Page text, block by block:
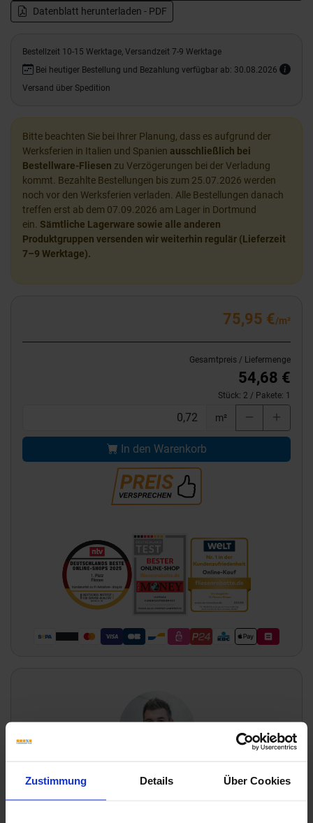
Zustimmung Details Über Cookies
Datenblatt herunterladen - PDF
Bestellzeit 10-15 Werktage, Versandzeit 7-9 Werktage
Bei heutiger Bestellung und Bezahlung verfügbar ab: 30.08.2026
Versand über Spedition
Bitte beachten Sie bei Ihrer Planung, dass es aufgrund der
Werksferien in Italien und Spanien ausschließlich bei
Bestellware-Fliesen zu Verzögerungen bei der Verladung
kommt. Bezahlte Bestellungen bis zum 25.07.2026 werden
noch vor den Werksferien verladen. Alle Bestellungen danach
treffen erst ab dem 07.09.2026 am Lager in Dortmund
ein. Sämtliche Lagerware sowie alle anderen
Produktgruppen versenden wir weiterhin regulär (Lieferzeit
7–9 Werktage).
75,95 €/m²
Gesamtpreis / Liefermenge
54,68 €
Stück: 2 / Pakete: 1
m²
In den Warenkorb